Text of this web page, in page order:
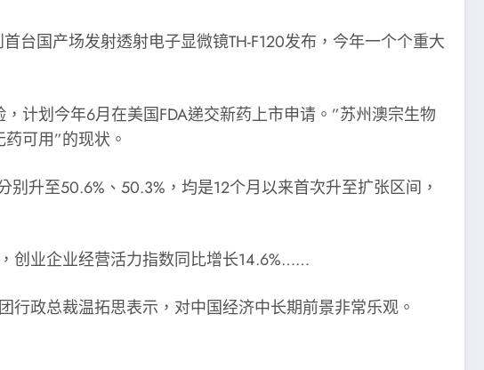
台国产场发射透射电子显微镜TH-F120发布，今年一个个重大
计划今年6月在美国FDA递交新药上市申请。”苏州澳宗生物
可用”的现状。
升至50.6%、50.3%，均是12个月以来首次升至扩张区间，
创业企业经营活力指数同比增长14.6%……
政总裁温拓思表示，对中国经济中长期前景非常乐观。